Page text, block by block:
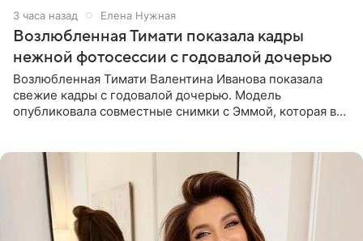
3 часа назад Елена Нужная
Возлюбленная Тимати показала кадры
нежной фотосессии с годовалой дочерью
Возлюбленная Тимати Валентина Иванова показала
свежие кадры с годовалой дочерью. Модель
опубликовала совместные снимки с Эммой, которая в